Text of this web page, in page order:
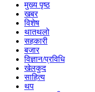
मुख्य पृष्ठ
खबर
विशेष
थातथलो
सहकारी
बजार
विज्ञान/प्रविधि
खेलकुद
साहित्य
थप